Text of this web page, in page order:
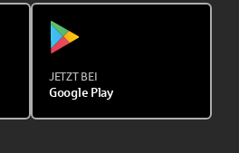
JETZT BEI
Google Play